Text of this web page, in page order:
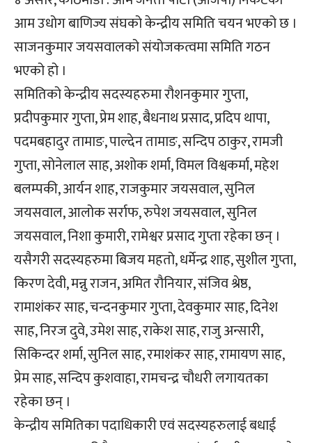
आम उधोग बाणिज्य संघको केन्द्रीय समिति चयन भएको छ ।
साजनकुमार जयसवालको संयोजकत्वमा समिति गठन
भएको हो ।
समितिको केन्द्रीय सदस्यहरुमा रौशनकुमार गुप्ता,
प्रदीपकुमार गुप्ता, प्रेम शाह, बैधनाथ प्रसाद, प्रदिप थापा,
पदमबहादुर तामाङ, पाल्देन तामाङ, सन्दिप ठाकुर, रामजी
गुप्ता, सोनेलाल साह, अशोक शर्मा, विमल विश्वकर्मा, महेश
बलम्पकी, आर्यन शाह, राजकुमार जयसवाल, सुनिल
जयसवाल, आलोक सर्राफ, रुपेश जयसवाल, सुनिल
जयसवाल, निशा कुमारी, रामेश्वर प्रसाद गुप्ता रहेका छन् ।
यसैगरी सदस्यहरुमा बिजय महतो, धर्मेन्द्र शाह, सुशील गुप्ता,
किरण देवी, मन्नु राजन, अमित रौनियार, संजिव श्रेष्ठ,
रामाशंकर साह, चन्दनकुमार गुप्ता, देवकुमार साह, दिनेश
साह, निरज दुवे, उमेश साह, राकेश साह, राजु अन्सारी,
सिकिन्दर शर्मा, सुनिल साह, रमाशंकर साह, रामायण साह,
प्रेम साह, सन्दिप कुशवाहा, रामचन्द्र चौधरी लगायतका
रहेका छन् ।
केन्द्रीय समितिका पदाधिकारी एवं सदस्यहरुलाई बधाई